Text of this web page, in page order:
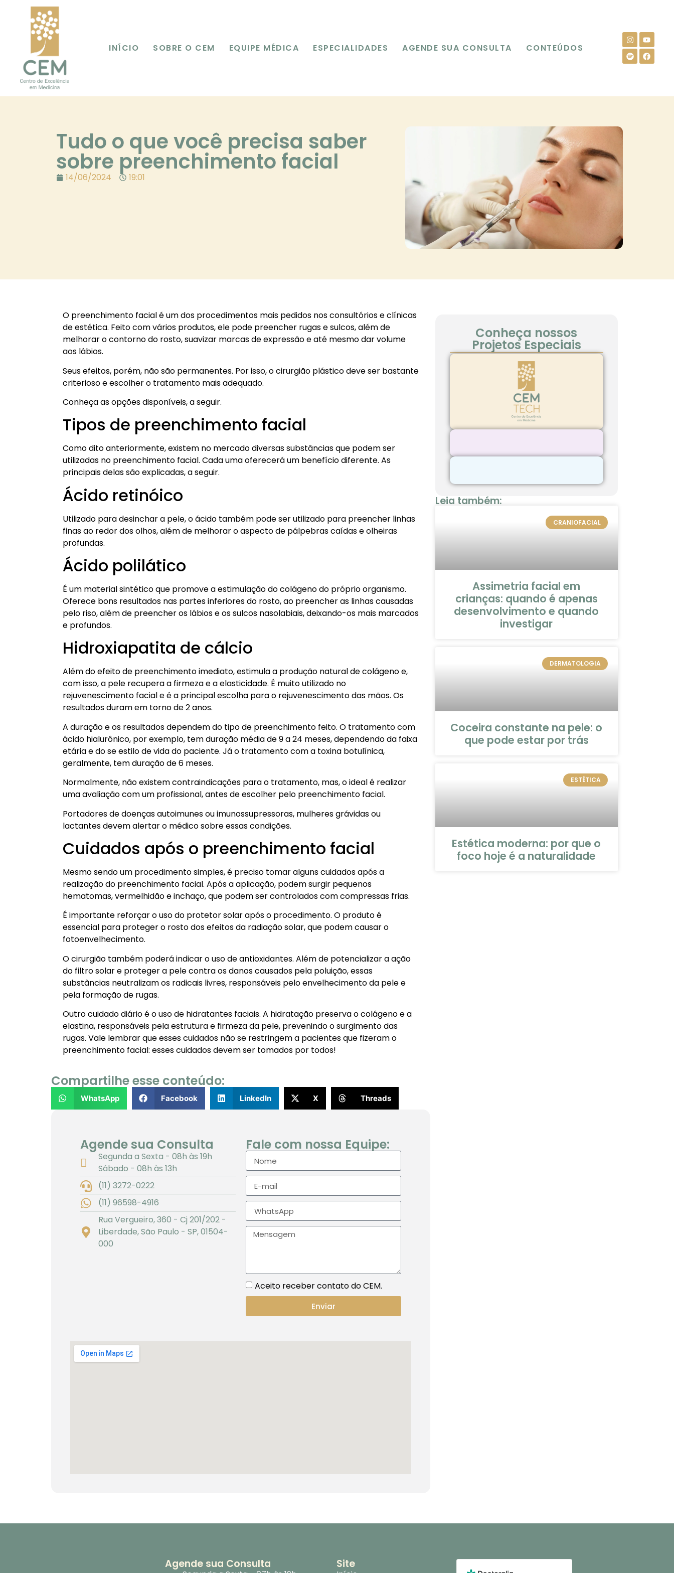
INÍCIO SOBRE O CEM EQUIPE MÉDICA ESPECIALIDADES AGENDE SUA CONSULTA CONTEÚDOS
Tudo o que você precisa saber
sobre preenchimento facial
14/06/2024 19:01
O preenchimento facial é um dos procedimentos mais pedidos nos consultórios e clínicas
de estética. Feito com vários produtos, ele pode preencher rugas e sulcos, além de
melhorar o contorno do rosto, suavizar marcas de expressão e até mesmo dar volume
aos lábios.
Seus efeitos, porém, não são permanentes. Por isso, o cirurgião plástico deve ser bastante
criterioso e escolher o tratamento mais adequado.
Conheça as opções disponíveis, a seguir.
Tipos de preenchimento facial
Como dito anteriormente, existem no mercado diversas substâncias que podem ser
utilizadas no preenchimento facial. Cada uma oferecerá um benefício diferente. As
principais delas são explicadas, a seguir.
Ácido retinóico
Utilizado para desinchar a pele, o ácido também pode ser utilizado para preencher linhas
finas ao redor dos olhos, além de melhorar o aspecto de pálpebras caídas e olheiras
profundas.
Ácido polilático
É um material sintético que promove a estimulação do colágeno do próprio organismo.
Oferece bons resultados nas partes inferiores do rosto, ao preencher as linhas causadas
pelo riso, além de preencher os lábios e os sulcos nasolabiais, deixando-os mais marcados
e profundos.
Hidroxiapatita de cálcio
Além do efeito de preenchimento imediato, estimula a produção natural de colágeno e,
com isso, a pele recupera a firmeza e a elasticidade. É muito utilizado no
rejuvenescimento facial e é a principal escolha para o rejuvenescimento das mãos. Os
resultados duram em torno de 2 anos.
A duração e os resultados dependem do tipo de preenchimento feito. O tratamento com
ácido hialurônico, por exemplo, tem duração média de 9 a 24 meses, dependendo da faixa
etária e do se estilo de vida do paciente. Já o tratamento com a toxina botulínica,
geralmente, tem duração de 6 meses.
Normalmente, não existem contraindicações para o tratamento, mas, o ideal é realizar
uma avaliação com um profissional, antes de escolher pelo preenchimento facial.
Portadores de doenças autoimunes ou imunossupressoras, mulheres grávidas ou
lactantes devem alertar o médico sobre essas condições.
Cuidados após o preenchimento facial
Mesmo sendo um procedimento simples, é preciso tomar alguns cuidados após a
realização do preenchimento facial. Após a aplicação, podem surgir pequenos
hematomas, vermelhidão e inchaço, que podem ser controlados com compressas frias.
É importante reforçar o uso do protetor solar após o procedimento. O produto é
essencial para proteger o rosto dos efeitos da radiação solar, que podem causar o
fotoenvelhecimento.
O cirurgião também poderá indicar o uso de antioxidantes. Além de potencializar a ação
do filtro solar e proteger a pele contra os danos causados pela poluição, essas
substâncias neutralizam os radicais livres, responsáveis pelo envelhecimento da pele e
pela formação de rugas.
Outro cuidado diário é o uso de hidratantes faciais. A hidratação preserva o colágeno e a
elastina, responsáveis pela estrutura e firmeza da pele, prevenindo o surgimento das
rugas. Vale lembrar que esses cuidados não se restringem a pacientes que fizeram o
preenchimento facial: esses cuidados devem ser tomados por todos!
Compartilhe esse conteúdo:
WhatsApp Facebook LinkedIn X Threads
Agende sua Consulta
Segunda a Sexta - 08h às 19h
Sábado - 08h às 13h
(11) 3272-0222
(11) 96598-4916
Rua Vergueiro, 360 - Cj 201/202 -
Liberdade, São Paulo - SP, 01504-
000
Fale com nossa Equipe:
Aceito receber contato do CEM.
Enviar
Conheça nossos
Projetos Especiais
Leia também:
CRANIOFACIAL
Assimetria facial em
crianças: quando é apenas
desenvolvimento e quando
investigar
DERMATOLOGIA
Coceira constante na pele: o
que pode estar por trás
ESTÉTICA
Estética moderna: por que o
foco hoje é a naturalidade
Agende sua Consulta Site